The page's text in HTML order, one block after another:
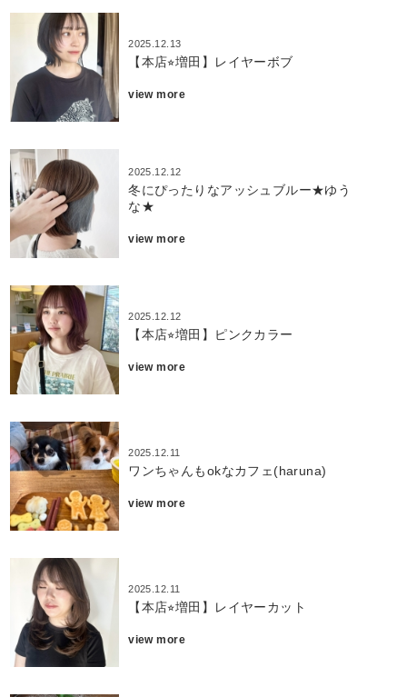
2025.12.13
【本店⭐︎増田】レイヤーボブ
view more
2025.12.12
冬にぴったりなアッシュブルー★ゆう
な★
view more
2025.12.12
【本店⭐︎増田】ピンクカラー
view more
2025.12.11
ワンちゃんもokなカフェ(haruna)
view more
2025.12.11
【本店⭐︎増田】レイヤーカット
view more